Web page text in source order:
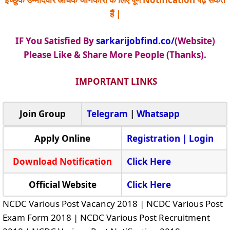
हैं |
IF You Satisfied Bysarkarijobfind.co/(Website)
Please Like & Share More People (Thanks).
IMPORTANT LINKS
Join Group Telegram | Whatsapp
Apply Online Registration | Login
Download Notification
Click Here
Official Website
Click Here
NCDC Various Post Vacancy 2018 | NCDC Various Post
Exam Form 2018 | NCDC Various Post Recruitment